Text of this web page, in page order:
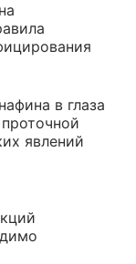
в глаза
явлений